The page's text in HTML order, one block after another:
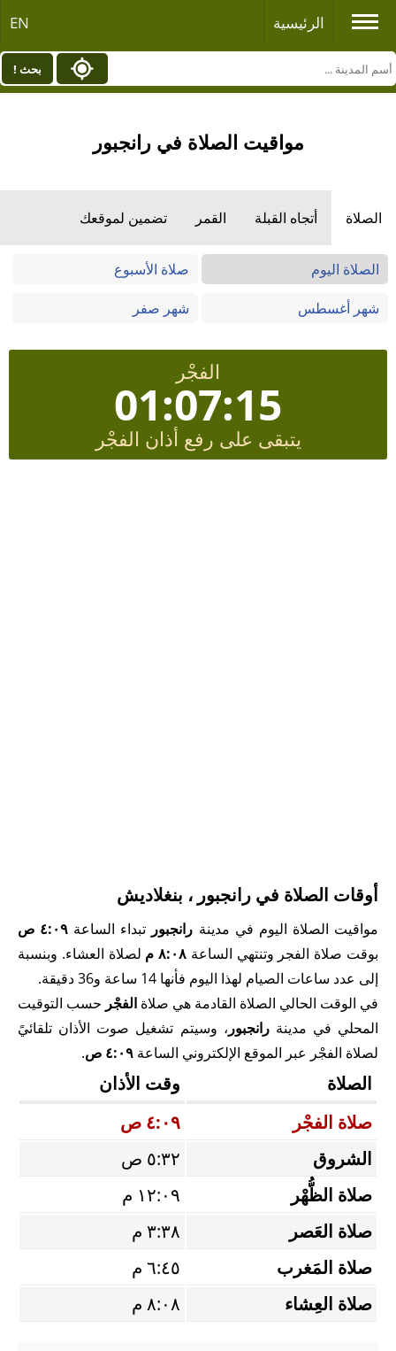
الرئيسية EN
بحث !
مواقيت الصلاة في رانجبور
الصلاة أتجاه القبلة القمر تضمين لموقعك
الصلاة اليوم
صلاة الأسبوع
شهر أغسطس
شهر صفر
الفجْر
01:07:14
يتبقى على رفع أذان الفجْر
أوقات الصلاة في رانجبور ، بنغلاديش
مواقيت الصلاة اليوم في مدينة رانجبور تبداء الساعة ٤:٠٩ ص
بوقت صلاة الفجر وتنتهي الساعة ٨:٠٨ م
لصلاة العشاء. وبنسبة
إلى عدد ساعات الصيام لهذا اليوم فأنها 14 ساعة و36 دقيقة.
في الوقت الحالي الصلاة القادمة هي صلاة الفجْر حسب التوقيت
المحلي في مدينةرانجبور ، وسيتم تشغيل صوت الأذان تلقائيً
لصلاة الفجْر عبر الموقع الإلكتروني الساعة ٤:٠٩ ص .
الصلاة
وقت الأذان
صلاة الفجْر
٤:٠٩ ص
الشروق
٥:٣٢ ص
صلاة الظُّهْر
١٢:٠٩ م
صلاة العَصر
٣:٣٨ م
صلاة المَغرب
٦:٤٥ م
صلاة العِشاء
٨:٠٨ م